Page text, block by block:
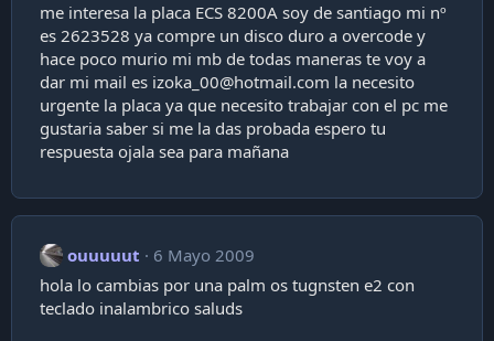
me interesa la placa ECS 8200A soy de santiago mi nº
es 2623528 ya compre un disco duro a overcode y
hace poco murio mi mb de todas maneras te voy a
dar mi mail es izoka_00@hotmail.com la necesito
urgente la placa ya que necesito trabajar con el pc me
gustaria saber si me la das probada espero tu
respuesta ojala sea para mañana
ouuuuut
6 Mayo 2009
hola lo cambias por una palm os tugnsten e2 con
teclado inalambrico saluds